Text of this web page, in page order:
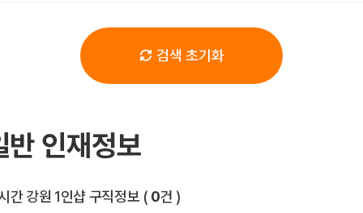
검색 초기화
반 인재정보
간 강원 1인샵 구직정보 전체 목록
( 0건 )